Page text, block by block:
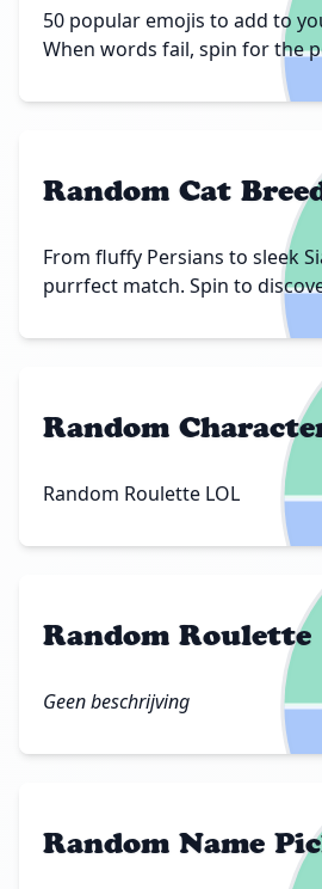
50 popular emojis to add to
When words fail, spin for the
Random Cat
From fluffy Persians to sleek
purrfect match. Spin to
Random
Random Roulette LOL
Random Roulette
Geen beschrijving
Random Name